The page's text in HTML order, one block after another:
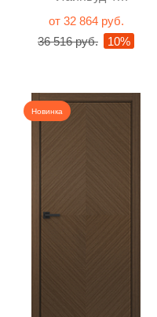
от 32 864 руб.
36 516 руб.
10%
Новинка